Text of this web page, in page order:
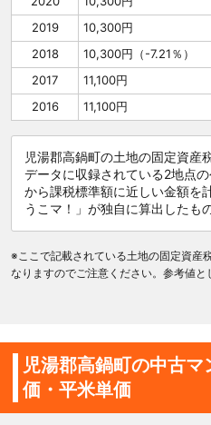
2019
10,300円
2018
10,300円（-7.21％）
2017
11,100円
2016
11,100円
児湯郡高鍋町の土地の固定資産税
データに収録されている2地点
から課税標準額に近しい金額を
うこマ！」が独自に算出したも
※ここで記載されている土地の固定資産
なりますのでご注意ください。参考値と
児湯郡高鍋町の中古
価・平米単価